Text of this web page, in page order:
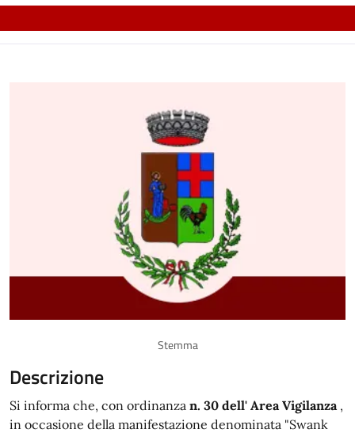
Stemma
Descrizione
Si informa che, con ordinanza n. 30 dell' Area Vigilanza,
in occasione della manifestazione denominata "Swank